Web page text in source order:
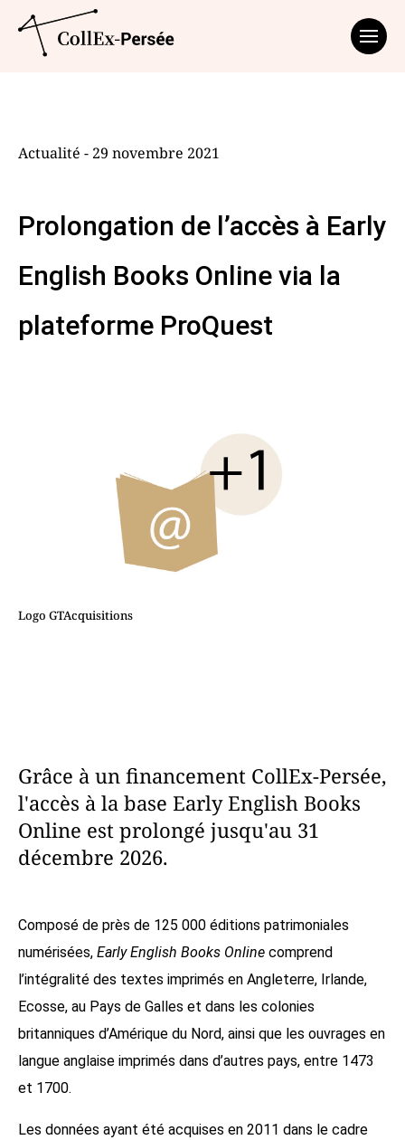
Actualité - 29 novembre 2021
Prolongation de l’accès à Early
English Books Online via la
plateforme ProQuest
Logo GTAcquisitions
Grâce à un financement CollEx-Persée,
l'accès à la base Early English Books
Online est prolongé jusqu'au 31
décembre 2026.
Composé de près de 125 000 éditions patrimoniales
numérisées, Early English Books Online comprend
l’intégralité des textes imprimés en Angleterre, Irlande,
Ecosse, au Pays de Galles et dans les colonies
britanniques d’Amérique du Nord, ainsi que les ouvrages en
langue anglaise imprimés dans d’autres pays, entre 1473
et 1700.
Les données ayant été acquises en 2011 dans le cadre